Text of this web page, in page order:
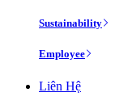
Sustainability
Employee
Liên Hệ